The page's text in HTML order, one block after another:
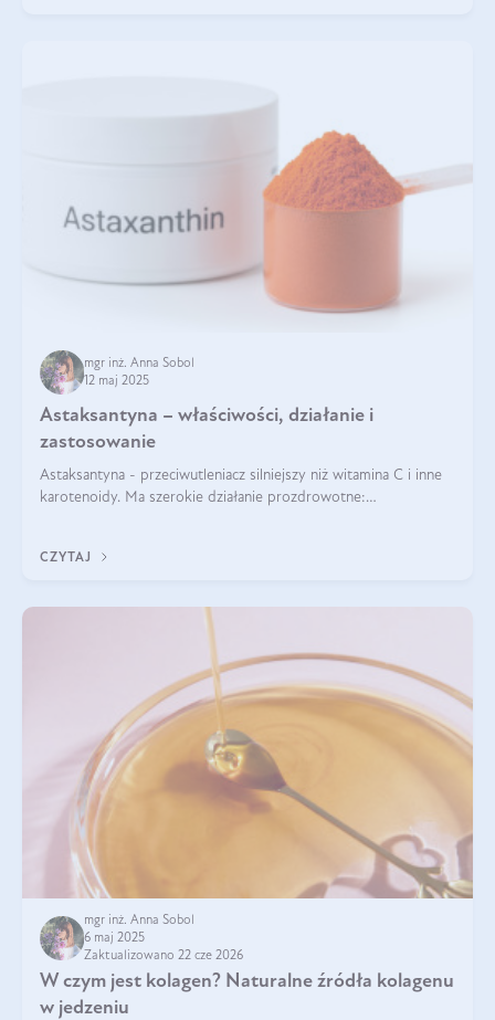
mgr inż. Anna Sobol
12 maj 2025
Astaksantyna – właściwości, działanie i
zastosowanie
Astaksantyna - przeciwutleniacz silniejszy niż witamina C i inne
karotenoidy. Ma szerokie działanie prozdrowotne:
CZYTAJ
mgr inż. Anna Sobol
6 maj 2025
Zaktualizowano 22 cze 2026
W czym jest kolagen? Naturalne źródła kolagenu
w jedzeniu